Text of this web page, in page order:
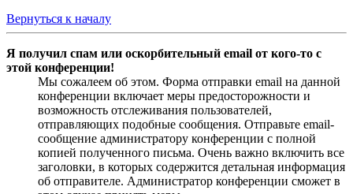
Вернуться к началу
Я получил спам или оскорбительный email от кого-то с
этой конференции!
Мы сожалеем об этом. Форма отправки email на данной
конференции включает меры предосторожности и
возможность отслеживания пользователей,
отправляющих подобные сообщения. Отправьте email-
сообщение администратору конференции с полной
копией полученного письма. Очень важно включить все
заголовки, в которых содержится детальная информация
об отправителе. Администратор конференции сможет в